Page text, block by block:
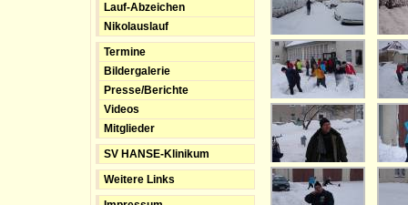
Lauf-Abzeichen
Nikolauslauf
Termine
Bildergalerie
Presse/Berichte
Videos
Mitglieder
SV HANSE-Klinikum
Weitere Links